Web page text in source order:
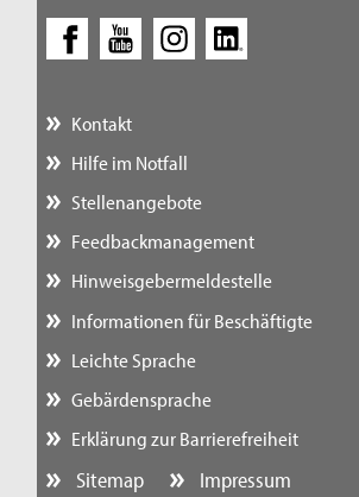
Kontakt
Hilfe im Notfall
Stellenangebote
Feedbackmanagement
Hinweisgebermeldestelle
Informationen für Beschäftigte
Leichte Sprache
Gebärdensprache
Erklärung zur Barrierefreiheit
Sitemap Impressum